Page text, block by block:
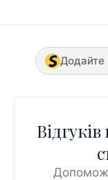
Додайте